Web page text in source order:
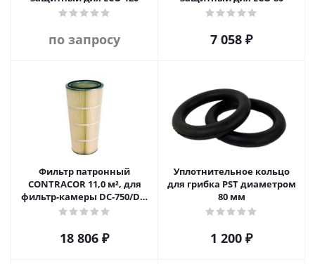
по запросу 7 058 ₽
Фильтр патронный
CONTRACOR 11,0 м², для
фильтр-камеры DC-750/DC-
1500
18 806 ₽
Уплотнительное кольцо
для грибка PST диаметром
80 мм
1 200 ₽